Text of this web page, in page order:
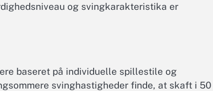
og svingkarakteristika er
baseret på individuelle spillestile og
svinghastigheder finde, at skaft i